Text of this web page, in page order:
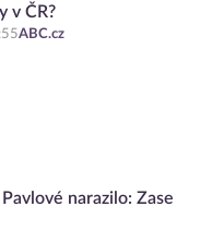
v ČR?
ABC.cz
narazilo: Zase